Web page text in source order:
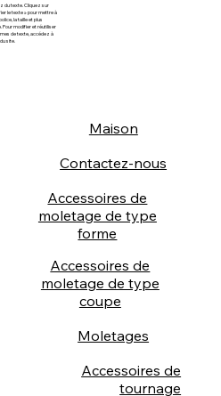
du texte. Cliquez sur
le texte » pour mettre à
la taille et plus
Pour modifier et réutiliser
de texte, accédez à
site.
Maison
Contactez-nous
Accessoires de
moletage de type
forme
Accessoires de
moletage de type
coupe
Moletages
Accessoires de
tournage